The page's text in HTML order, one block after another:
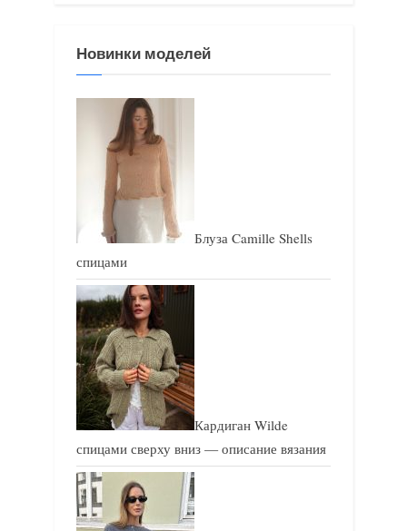
а
ь
Новинки моделей
Блуза Camille Shells
спицами
Кардиган Wilde
спицами сверху вниз — описание вязания